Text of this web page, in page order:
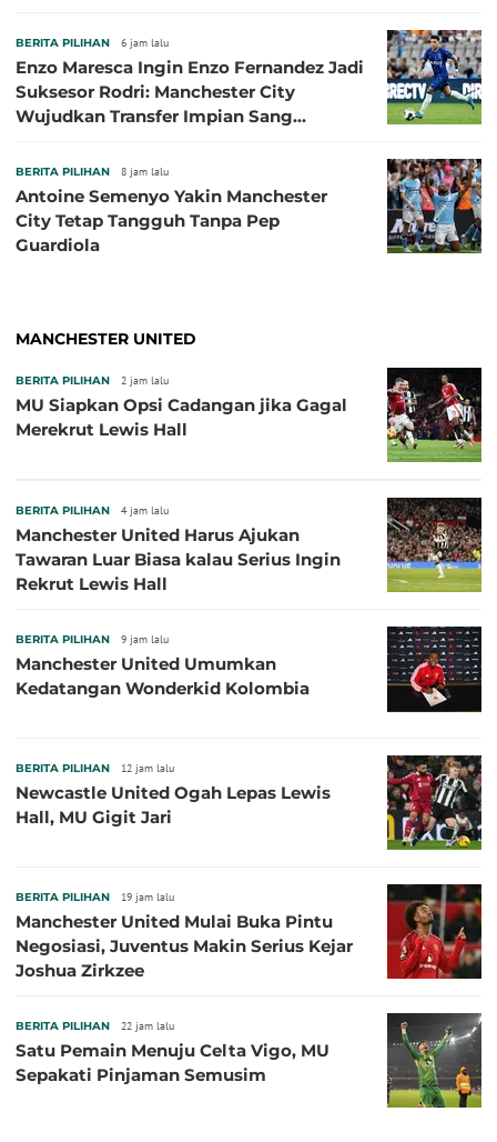
BERITA PILIHAN 6 jam lalu
Enzo Maresca Ingin Enzo Fernandez Jadi
Suksesor Rodri: Manchester City
Wujudkan Transfer Impian Sang
BERITA PILIHAN 8 jam lalu
Antoine Semenyo Yakin Manchester
City Tetap Tangguh Tanpa Pep
Guardiola
MANCHESTER UNITED
BERITA PILIHAN 2 jam lalu
MU Siapkan Opsi Cadangan jika Gagal
Merekrut Lewis Hall
BERITA PILIHAN 4 jam lalu
Manchester United Harus Ajukan
Tawaran Luar Biasa kalau Serius Ingin
Rekrut Lewis Hall
BERITA PILIHAN 9 jam lalu
Manchester United Umumkan
Kedatangan Wonderkid Kolombia
BERITA PILIHAN 12 jam lalu
Newcastle United Ogah Lepas Lewis
Hall, MU Gigit Jari
BERITA PILIHAN 19 jam lalu
Manchester United Mulai Buka Pintu
Negosiasi, Juventus Makin Serius Kejar
Joshua Zirkzee
BERITA PILIHAN 22 jam lalu
Satu Pemain Menuju Celta Vigo, MU
Sepakati Pinjaman Semusim